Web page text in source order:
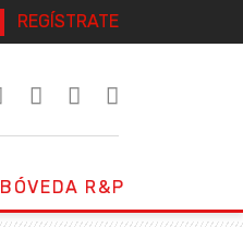
REGÍSTRATE
BÓVEDA R&P